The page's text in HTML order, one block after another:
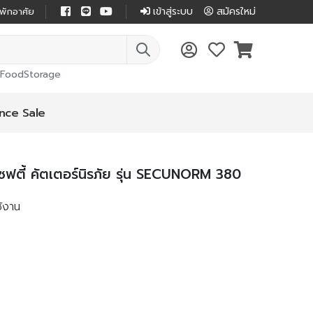
กอาศัย เข้าสู่ระบบ สมัครใหม่
FoodStorage
Sale
คัตเตอร์นิรภัย รุ่น SECUNORM 380
าน